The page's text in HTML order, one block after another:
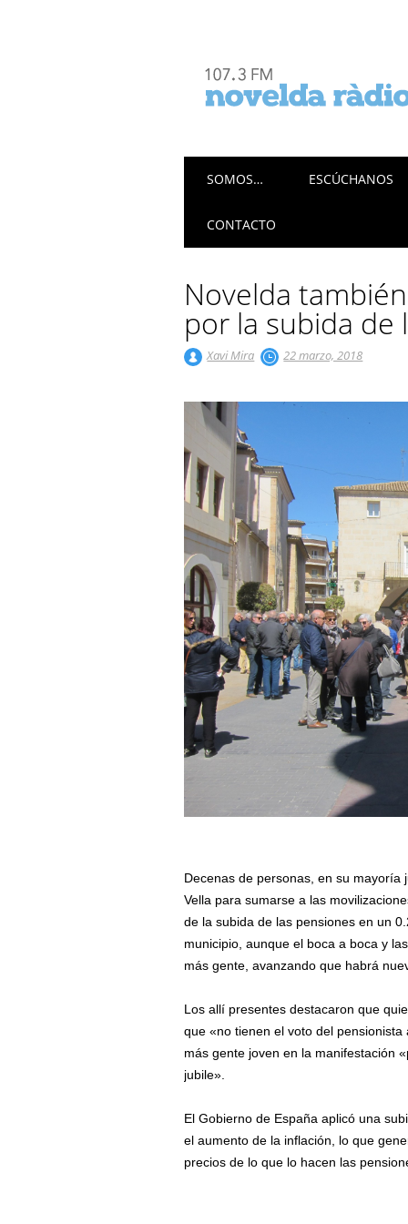
Menú principal
SOMOS… ESCÚCHANOS
CONTACTO
Novelda
por la subida de
Xavi Mira 22 marzo, 2018
Decenas de personas, en su mayoría
Vella para sumarse a las
de la subida de las pensiones en un
municipio, aunque el boca a boca y
más gente, avanzando que habrá
Los allí presentes destacaron que
que «no tienen el voto del
más gente joven en la manifestación
jubile».
El Gobierno de España aplicó una
el aumento de la inflación, lo que
precios de lo que lo hacen las